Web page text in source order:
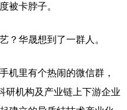
被卡脖子。
华晟想到了一群人。
里有个热闹的微信群，
研机构及产业链上下游企业